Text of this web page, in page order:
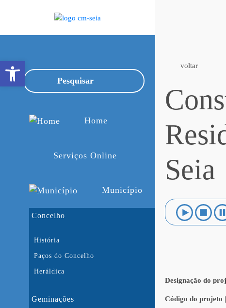
Home
Serviços Online
Município
Concelho
História
Paços do Concelho
Heráldica
Geminações
voltar
Seia
Designação do
Código do projeto |
Open toolbar